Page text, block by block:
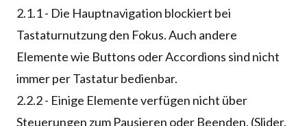
2.1.1 - Die Hauptnavigation blockiert bei
Tastaturnutzung den Fokus. Auch andere
Elemente wie Buttons oder Accordions sind nicht
immer per Tastatur bedienbar.
2.2.2 - Einige Elemente verfügen nicht über
Steuerungen zum Pausieren oder Beenden. (Slider,